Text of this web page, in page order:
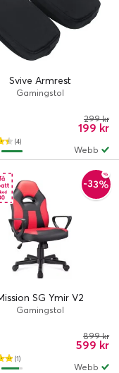
Svive Armrest
Gamingstol
(4)
199 kr
299 kr
Webb
-33%
SG Ymir V2
Gamingstol
(1)
599 kr
899 kr
Webb